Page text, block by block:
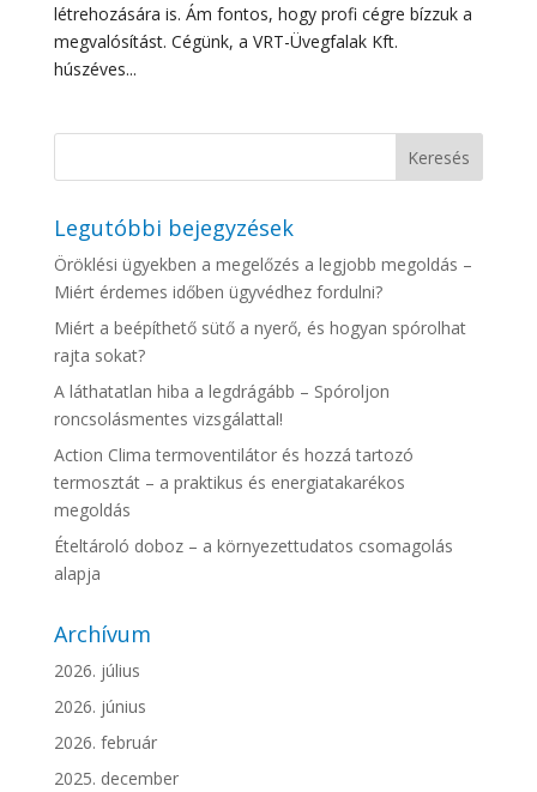
létrehozására is. Ám fontos, hogy profi cégre bízzuk a
megvalósítást. Cégünk, a VRT-Üvegfalak Kft.
húszéves...
Legutóbbi bejegyzések
Öröklési ügyekben a megelőzés a legjobb megoldás –
Miért érdemes időben ügyvédhez fordulni?
Miért a beépíthető sütő a nyerő, és hogyan spórolhat
rajta sokat?
A láthatatlan hiba a legdrágább – Spóroljon
roncsolásmentes vizsgálattal!
Action Clima termoventilátor és hozzá tartozó
termosztát – a praktikus és energiatakarékos
megoldás
Ételtároló doboz – a környezettudatos csomagolás
alapja
Archívum
2026. július
2026. június
2026. február
2025. december